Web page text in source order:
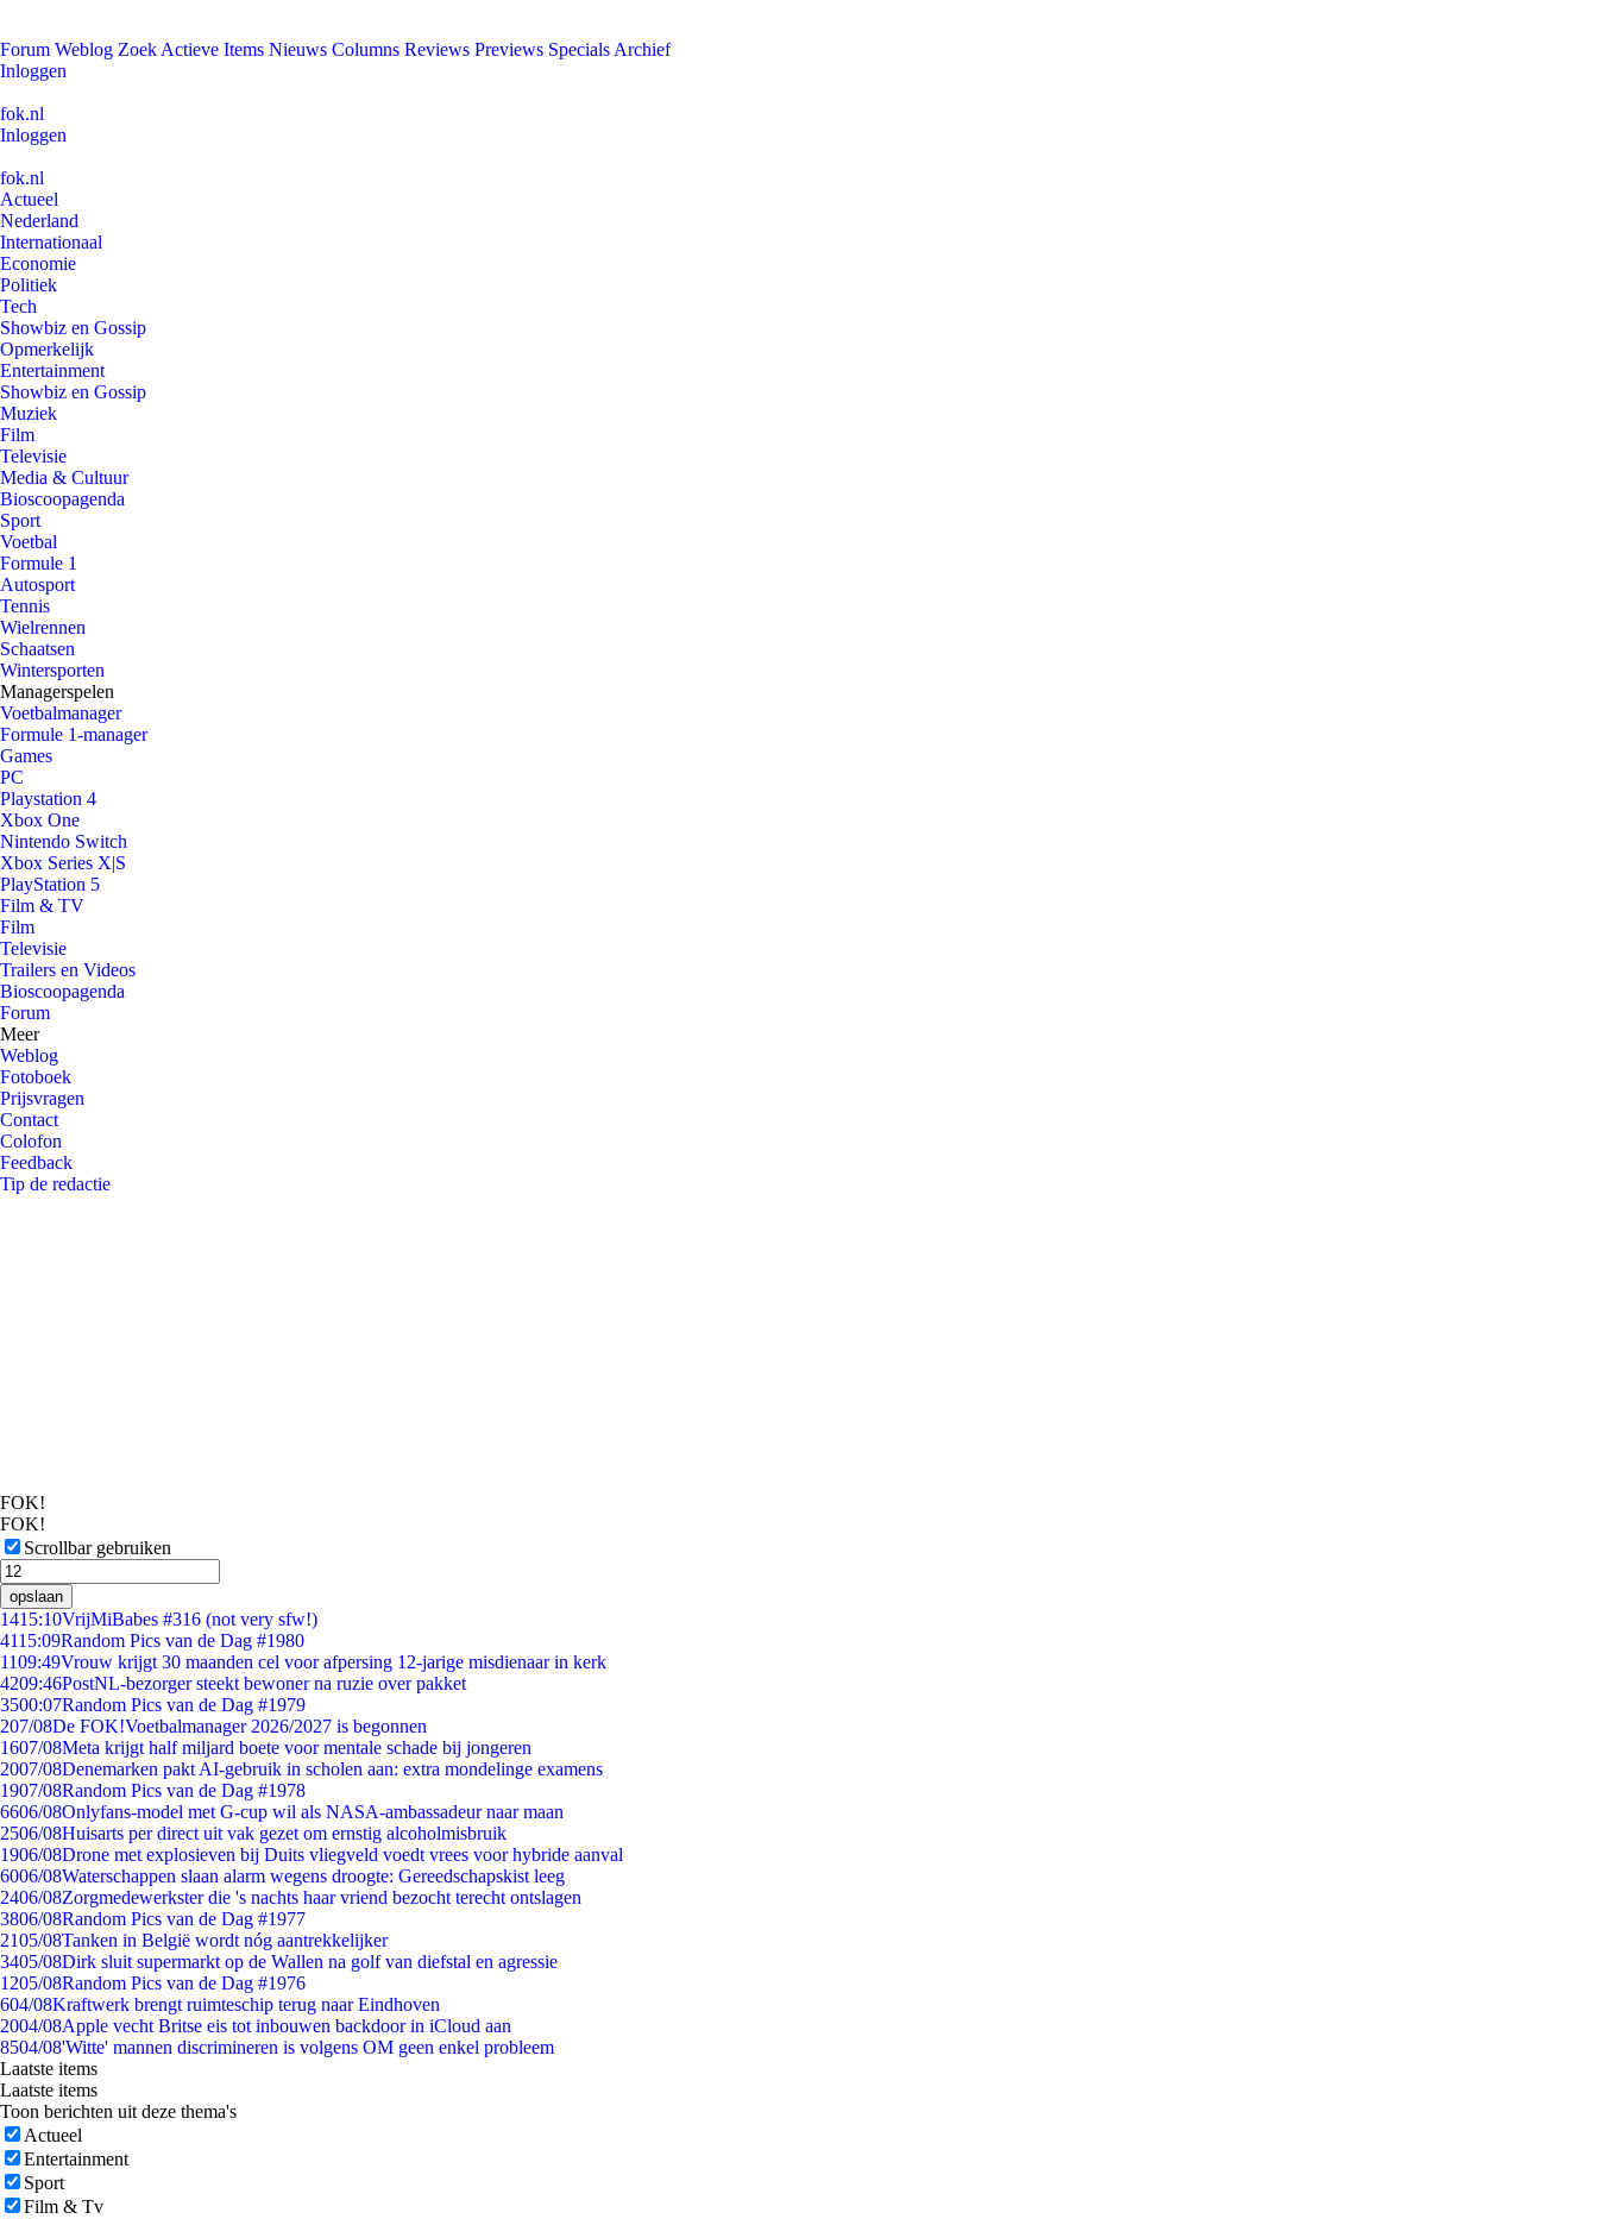
Forum Weblog Zoek Actieve Items Nieuws Columns Reviews Previews Specials Archief
Inloggen
fok.nl
Inloggen
fok.nl
Actueel
Nederland
Internationaal
Economie
Politiek
Tech
Showbiz en Gossip
Opmerkelijk
Entertainment
Showbiz en Gossip
Muziek
Film
Televisie
Media & Cultuur
Bioscoopagenda
Sport
Voetbal
Formule 1
Autosport
Tennis
Wielrennen
Schaatsen
Wintersporten
Managerspelen
Voetbalmanager
Formule 1-manager
Games
PC
Playstation 4
Xbox One
Nintendo Switch
Xbox Series X|S
PlayStation 5
Film & TV
Film
Televisie
Trailers en Videos
Bioscoopagenda
Forum
Meer
Weblog
Fotoboek
Prijsvragen
Contact
Colofon
Feedback
Tip de redactie
FOK!
FOK!
Scrollbar gebruiken
opslaan
1415:10VrijMiBabes #316 (not very sfw!)
4115:09Random Pics van de Dag #1980
1109:49Vrouw krijgt 30 maanden cel voor afpersing 12-jarige misdienaar in kerk
4209:46PostNL-bezorger steekt bewoner na ruzie over pakket
3500:07Random Pics van de Dag #1979
207/08De FOK!Voetbalmanager 2026/2027 is begonnen
1607/08Meta krijgt half miljard boete voor mentale schade bij jongeren
2007/08Denemarken pakt AI-gebruik in scholen aan: extra mondelinge examens
1907/08Random Pics van de Dag #1978
6606/08Onlyfans-model met G-cup wil als NASA-ambassadeur naar maan
2506/08Huisarts per direct uit vak gezet om ernstig alcoholmisbruik
1906/08Drone met explosieven bij Duits vliegveld voedt vrees voor hybride aanval
6006/08Waterschappen slaan alarm wegens droogte: Gereedschapskist leeg
2406/08Zorgmedewerkster die 's nachts haar vriend bezocht terecht ontslagen
3806/08Random Pics van de Dag #1977
2105/08Tanken in België wordt nóg aantrekkelijker
3405/08Dirk sluit supermarkt op de Wallen na golf van diefstal en agressie
1205/08Random Pics van de Dag #1976
604/08Kraftwerk brengt ruimteschip terug naar Eindhoven
2004/08Apple vecht Britse eis tot inbouwen backdoor in iCloud aan
8504/08'Witte' mannen discrimineren is volgens OM geen enkel probleem
Laatste items
Laatste items
Toon berichten uit deze thema's
Actueel
Entertainment
Sport
Film & Tv